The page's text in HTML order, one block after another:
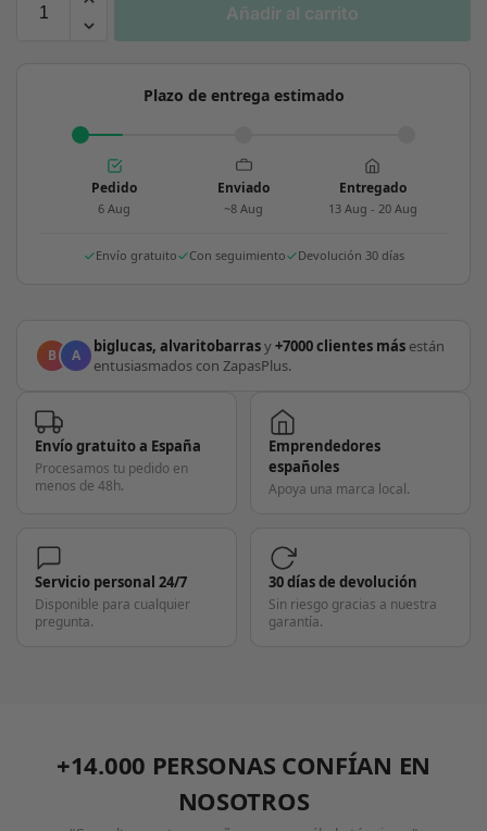
Añadir al carrito
Plazo de entrega estimado
Pedido
6 Aug
Enviado
~8 Aug
Entregado
13 Aug - 20 Aug
Envío gratuito Con seguimiento Devolución 30 días
B A biglucas, alvaritobarrasy+7000 clientes más están
entusiasmados con ZapasPlus.
Envío gratuito a España
Procesamos tu pedido en
menos de 48h.
Emprendedores
españoles
Apoya una marca local.
Servicio personal 24/7
Disponible para cualquier
pregunta.
30 días de devolución
Sin riesgo gracias a nuestra
garantía.
+14.000 PERSONAS CONFÍAN EN
NOSOTROS